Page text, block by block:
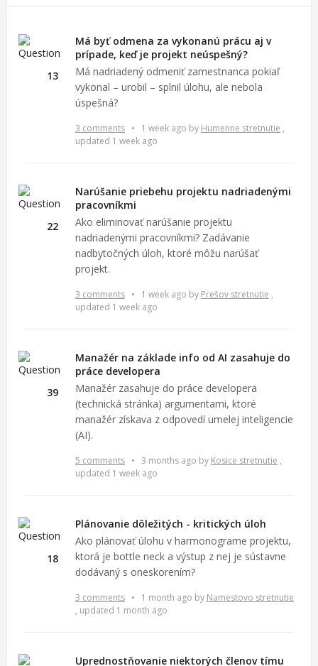
13
Má byť odmena za vykonanú prácu aj v
prípade, keď je projekt neúspešný?
Má nadriadený odmeniť zamestnanca pokiaľ
vykonal – urobil – splnil úlohu, ale nebola
úspešná?
3 comments • 1 week ago by Humenne stretnutie ,
updated 1 week ago
22
Narúšanie priebehu projektu nadriadenými
pracovníkmi
Ako eliminovať narúšanie projektu
nadriadenými pracovníkmi? Zadávanie
nadbytočných úloh, ktoré môžu narúšať
projekt.
3 comments • 1 week ago by Prešov stretnutie ,
updated 1 week ago
39
Manažér na základe info od AI zasahuje do
práce developera
Manažér zasahuje do práce developera
(technická stránka) argumentami, ktoré
manažér získava z odpovedí umelej inteligencie
(AI).
5 comments • 3 months ago by Kosice stretnutie ,
updated 1 week ago
18
Plánovanie dôležitých - kritických úloh
Ako plánovať úlohu v harmonograme projektu,
ktorá je bottle neck a výstup z nej je sústavne
dodávaný s oneskorením?
3 comments • 1 month ago by Namestovo stretnutie
, updated 1 month ago
Uprednostňovanie niektorých členov tímu